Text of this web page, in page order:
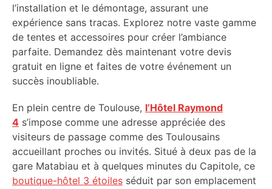
l’installation et le démontage, assurant une
expérience sans tracas. Explorez notre vaste gamme
de tentes et accessoires pour créer l’ambiance
parfaite. Demandez dès maintenant votre devis
gratuit en ligne et faites de votre événement un
succès inoubliable.
En plein centre de Toulouse, l’Hôtel Raymond
4 s’impose comme une adresse appréciée des
visiteurs de passage comme des Toulousains
accueillant proches ou invités. Situé à deux pas de la
gare Matabiau et à quelques minutes du Capitole, ce
boutique-hôtel 3 étoiles séduit par son emplacement